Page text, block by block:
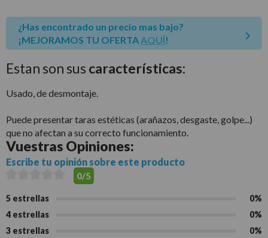
¿Has encontrado un precio mas bajo?
¡MEJORAMOS TU OFERTA AQUÍ!
Estan son sus características:
Usado, de desmontaje.
Puede presentar taras estéticas (arañazos, desgaste, golpe...)
que no afectan a su correcto funcionamiento.
Vuestras Opiniones:
Escribe tu opinión sobre este producto
0/5
5 estrellas
0%
4 estrellas
0%
3 estrellas
0%